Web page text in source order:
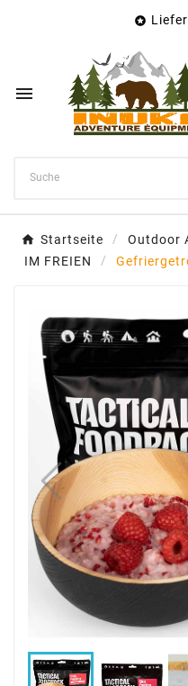


Startseite Outdoor
IM FREIEN
Name der Wunschliste